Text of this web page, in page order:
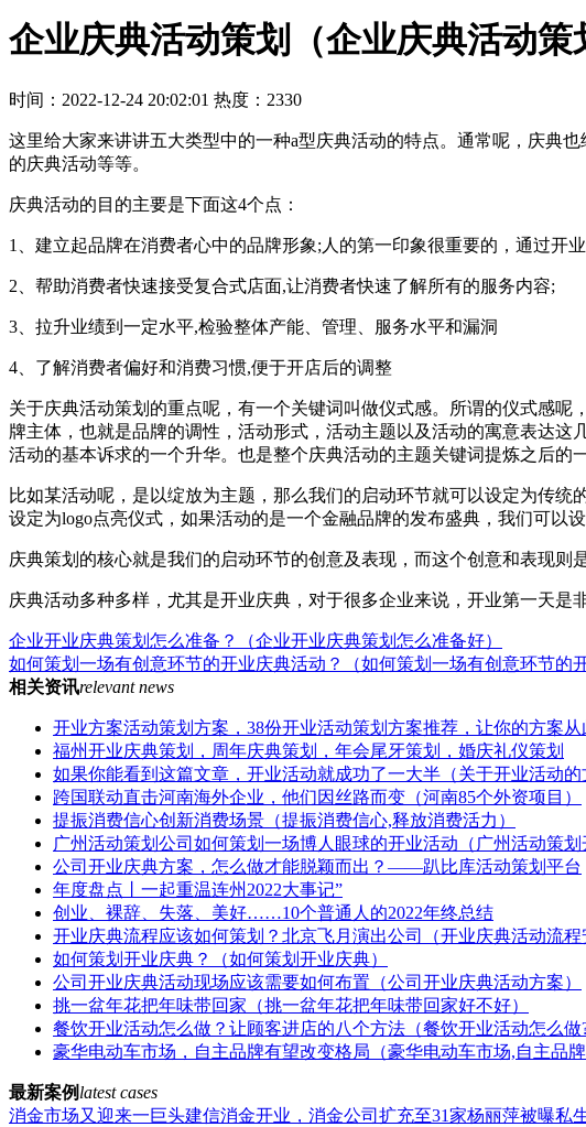
企业庆典活动策划（企业庆典活动策
时间：2022-12-24 20:02:01 热度：2330
这里给大家来讲讲五大类型中的一种a型庆典活动的特点。通常呢，庆典
的庆典活动等等。
庆典活动的目的主要是下面这4个点：
1、建立起品牌在消费者心中的品牌形象;人的第一印象很重要的，通过开
2、帮助消费者快速接受复合式店面,让消费者快速了解所有的服务内容;
3、拉升业绩到一定水平,检验整体产能、管理、服务水平和漏洞
4、了解消费者偏好和消费习惯,便于开店后的调整
关于庆典活动策划的重点呢，有一个关键词叫做仪式感。所谓的仪式感
牌主体，也就是品牌的调性，活动形式，活动主题以及活动的寓意表达
活动的基本诉求的一个升华。也是整个庆典活动的主题关键词提炼之后的
比如某活动呢，是以绽放为主题，那么我们的启动环节就可以设定为传
设定为logo点亮仪式，如果活动的是一个金融品牌的发布盛典，我们可以
庆典策划的核心就是我们的启动环节的创意及表现，而这个创意和表现则
庆典活动多种多样，尤其是开业庆典，对于很多企业来说，开业第一天
企业开业庆典策划怎么准备？（企业开业庆典策划怎么准备好）
如何策划一场有创意环节的开业庆典活动？（如何策划一场有创意环节的
相关资讯relevant news
开业方案活动策划方案，38份开业活动策划方案推荐，让你的方案
福州开业庆典策划，周年庆典策划，年会尾牙策划，婚庆礼仪策划
如果你能看到这篇文章，开业活动就成功了一大半（关于开业活动的
跨国联动直击河南海外企业，他们因丝路而变（河南85个外资项目）
提振消费信心创新消费场景（提振消费信心,释放消费活力）
广州活动策划公司如何策划一场博人眼球的开业活动（广州活动策划
公司开业庆典方案，怎么做才能脱颖而出？——趴比库活动策划平台
年度盘点丨一起重温连州2022大事记”
创业、裸辞、失落、美好……10个普通人的2022年终总结
开业庆典流程应该如何策划？北京飞月演出公司（开业庆典活动流程
如何策划开业庆典？（如何策划开业庆典）
公司开业庆典活动现场应该需要如何布置（公司开业庆典活动方案）
挑一盆年花把年味带回家（挑一盆年花把年味带回家好不好）
餐饮开业活动怎么做？让顾客进店的八个方法（餐饮开业活动怎么做
豪华电动车市场，自主品牌有望改变格局（豪华电动车市场,自主品牌
最新案例 latest cases
消金市场又迎来一巨头建信消金开业，消金公司扩充至31家杨丽萍被曝